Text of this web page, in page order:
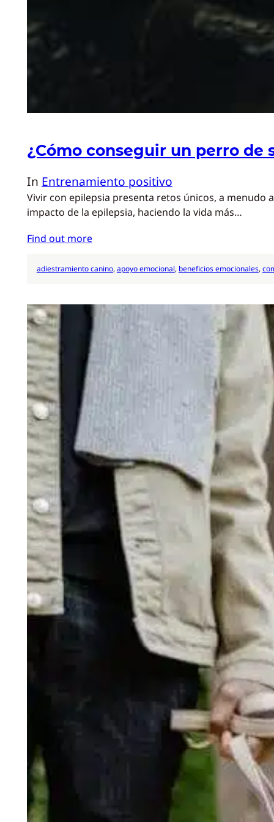
¿Cómo conseguir un perro
In Entrenamiento positivo
Vivir con epilepsia presenta retos únicos, a menudo
impacto de la epilepsia, haciendo la vida más…
Find out more
adiestramiento canino, apoyo emocional, beneficios emocionales,